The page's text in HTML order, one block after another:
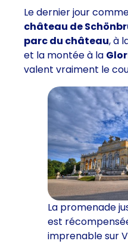
Le dernier jour
château de
parc du château, à
et la montée à la
valent vraiment le
La promenade
est
imprenable sur